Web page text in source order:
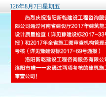
126年8月7日星期五